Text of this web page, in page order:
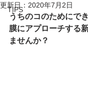
TIPS
更新日： 2020年7月2日
うちのコのためにで
膜にアプローチする
ませんか？